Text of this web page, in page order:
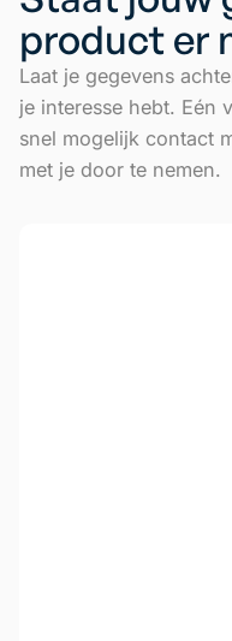
product er
Laat je gegevens
je interesse hebt. Eén
snel mogelijk contact
met je door te nemen.